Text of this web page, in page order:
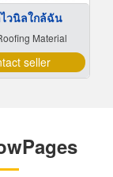
วนิลใกล้ฉัน
Material
seller